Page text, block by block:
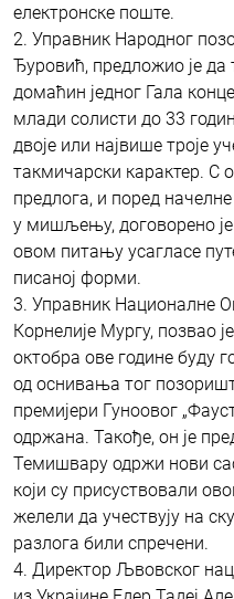
електронске поште.
2. Управник Народног
Ђуровић, предложио је да
домаћин једног Гала
млади солисти до 33
двоје или највише троје
такмичарски карактер. С
предлога, и поред
у мишљењу, договорено
овом питању усагласе
писаној форми.
3. Управник Националне
Корнелије Мургу, позвао
октобра ове године буду
од оснивања тог
премијери Гуноовог
одржана. Такође, он је
Темишвару одржи нови
који су присуствовали
желели да учествују на
разлога били спречени.
4. Директор Љвовског